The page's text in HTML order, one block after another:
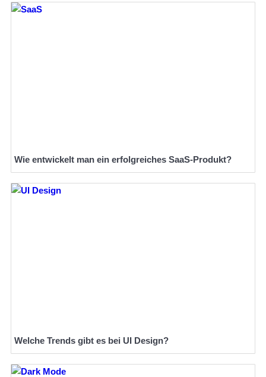
Wie entwickelt man ein erfolgreiches SaaS-Produkt?
Welche Trends gibt es bei UI Design?